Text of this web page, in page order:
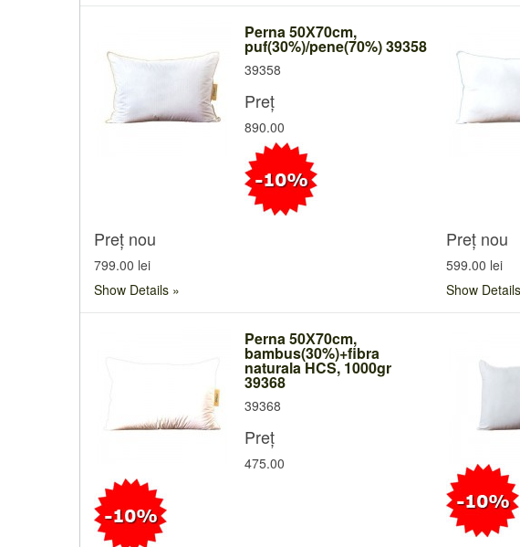
Perna 50Х70cm,
puf(30%)/pene(70%) 39358
39358
Preț
890.00
Preț nou
799.00 lei
Show Details
Preț nou
599.00 lei
Show Details
Perna 50Х70cm,
bambus(30%)+fibra
naturala HCS, 1000gr
39368
39368
Preț
475.00